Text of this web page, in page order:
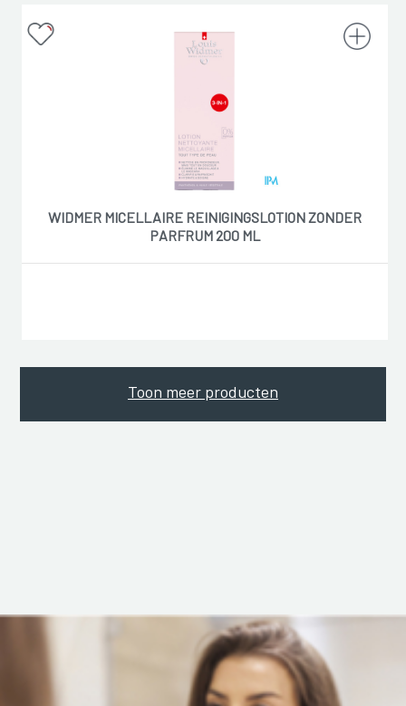
WIDMER MICELLAIRE REINIGINGSLOTION ZONDER
PARFRUM 200 ML
Toon meer producten